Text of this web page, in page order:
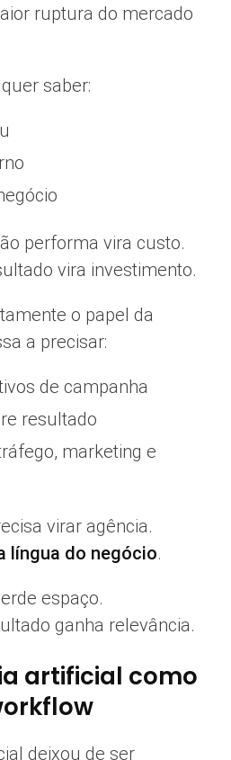
ruptura do mercado
saber:
performa vira custo.
vira investimento.
o papel da
a precisar:
de campanha
resultado
marketing e
virar agência.
língua do negócio.
espaço.
ganha relevância.
artificial como
deixou de ser